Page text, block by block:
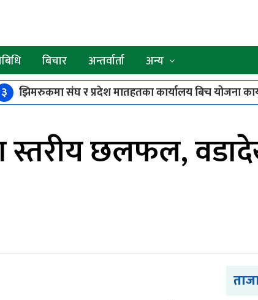
बिचार अन्तर्वार्ता अन्य
३
झिमरुकमा संघ र प्रदेश मातहतका कार्यालय बिच योजना
स्तरीय छलफल,